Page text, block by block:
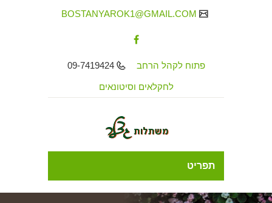
פתוח לקהל הרחב 09-7419424
לחקלאים וסיטונאים
תפריט